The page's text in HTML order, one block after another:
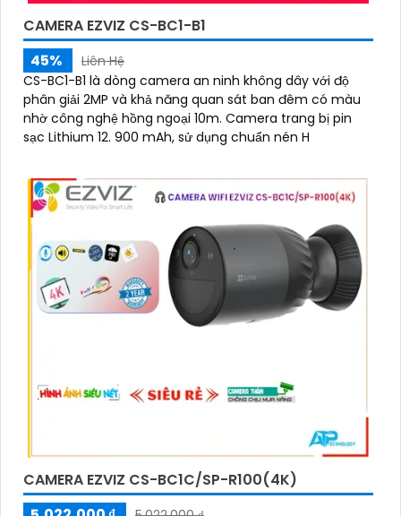
CAMERA EZVIZ CS-BC1-B1
45%
Liên Hệ
CS-BC1-B1 là dòng camera an ninh không dây với độ
phân giải 2MP và khả năng quan sát ban đêm có màu
nhờ công nghệ hồng ngoại 10m. Camera trang bị pin
sạc Lithium 12. 900 mAh, sử dụng chuẩn nén H
CAMERA EZVIZ CS-BC1C/SP-R100(4K)